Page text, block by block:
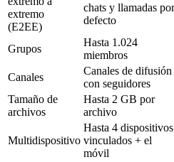
extremo
(E2EE)
chats y llamadas por
defecto
Grupos
Hasta 1.024
miembros
Canales
Canales de difusión
con seguidores
Tamaño de
archivos
Hasta 2 GB por
archivo
Multidispositivo
Hasta 4 dispositivos
vinculados + el
móvil